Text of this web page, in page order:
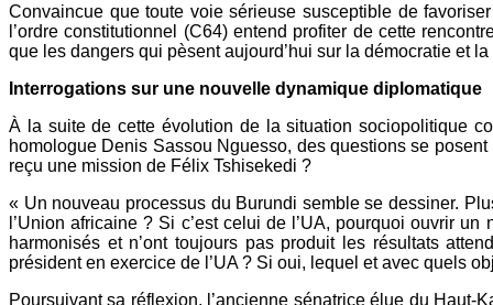
Convaincue que toute voie sérieuse susceptible de
l’ordre constitutionnel (C64) entend profiter de cette
que les dangers qui pèsent aujourd’hui sur la démocratie et
Interrogations sur une nouvelle dynamique diplomatique
À la suite de cette évolution de la situation sociopolitique
homologue Denis Sassou Nguesso, des questions se
reçu une mission de Félix Tshisekedi ?
« Un nouveau processus du Burundi semble se dessiner.
l’Union africaine ? Si c’est celui de l’UA, pourquoi ouvrir
harmonisés et n’ont toujours pas produit les résultats
président en exercice de l’UA ? Si oui, lequel et avec quels
Poursuivant sa réflexion, l’ancienne sénatrice élue du